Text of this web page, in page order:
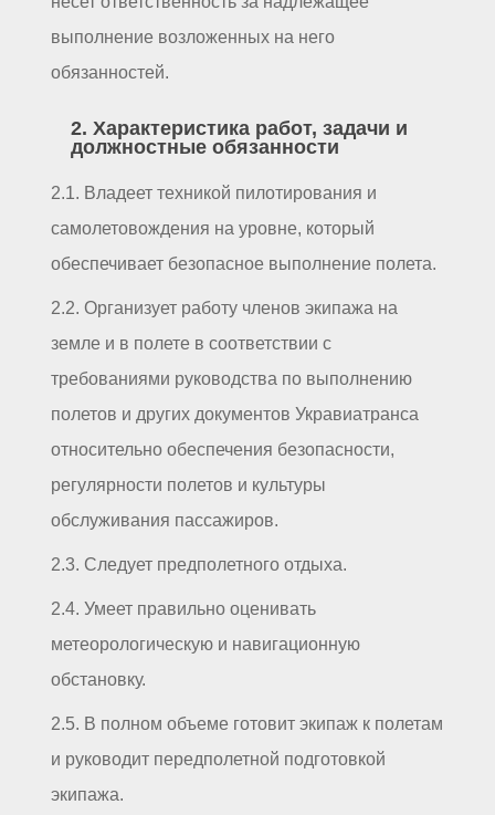
выполнение возложенных на него
обязанностей.
2. Характеристика работ, задачи и
должностные обязанности
2.1. Владеет техникой пилотирования и
самолетовождения на уровне, который
обеспечивает безопасное выполнение полета.
2.2. Организует работу членов экипажа на
земле и в полете в соответствии с
требованиями руководства по выполнению
полетов и других документов Укравиатранса
относительно обеспечения безопасности,
регулярности полетов и культуры
обслуживания пассажиров.
2.3. Следует предполетного отдыха.
2.4. Умеет правильно оценивать
метеорологическую и навигационную
обстановку.
2.5. В полном объеме готовит экипаж к полетам
и руководит передполетной подготовкой
экипажа.